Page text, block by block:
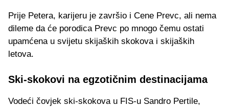
Prije Petera, karijeru je završio i Cene Prevc, ali nema
dileme da će porodica Prevc po mnogo čemu ostati
upamćena u svijetu skijaških skokova i skijaških
letova.
Ski-skokovi na egzotičnim destinacijama
Vodeći čovjek ski-skokova u FIS-u Sandro Pertile,